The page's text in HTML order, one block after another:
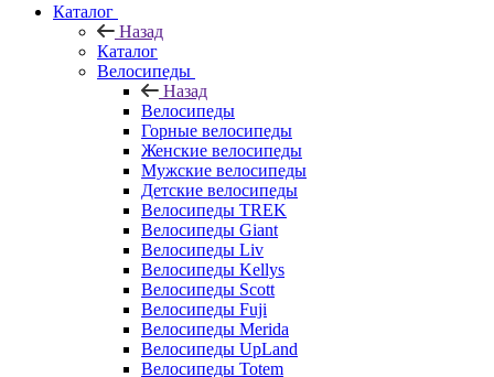
Каталог
Назад
Каталог
Велосипеды
Назад
Велосипеды
Горные велосипеды
Женские велосипеды
Мужские велосипеды
Детские велосипеды
Велосипеды TREK
Велосипеды Giant
Велосипеды Liv
Велосипеды Kellys
Велосипеды Scott
Велосипеды Fuji
Велосипеды Merida
Велосипеды UpLand
Велосипеды Totem